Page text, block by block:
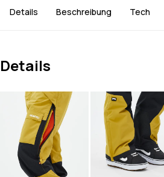
Details Beschreibung Tech
Details